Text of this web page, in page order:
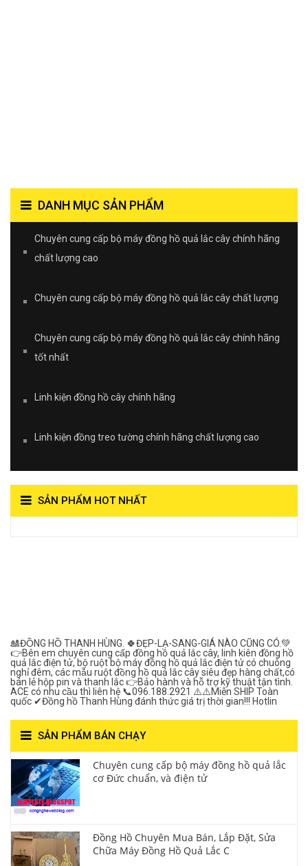
DANH MỤC SẢN PHẨM
Chuyên cung cấp bộ máy đồng hồ quả lắc cây chính hãng
chất lượng cao
Chuyên cung cấp bộ máy đồng hồ quả lắc cây chất lượng
Chuyên cung cấp bộ máy đồng hồ quả lắc cây chính hãng
tốt nhất
Linh kiện đồng hồ cây chính hãng
Linh kiện đồng treo tường chính hãng chất lượng cao
SẢN PHẨM HOT NHẤT
🎎ĐỒNG HỒ THANH HÙNG. 🍀ĐẸP-LẠ-SANG-GIÁ NÀO CŨNG CÓ.💚
👉Bên em chuyên cung cấp đồng hồ quả lắc cây, linh kiên đồng hồ
quả lắc điện tử, bộ ruột bộ máy đồng hồ quả lắc điện tử có chuông
nghỉ đêm, các mẫu ruột đồng hồ quả lắc cây siêu đẹp hàng chất,có
bán lẻ hộp pin và thanh lắc 👉Bảo hành và hỗ trợ kỹ thuật tận tình.
ACE có nhu cầu thì liên hệ 📞096.188.2921 ⚠️⚠️Miễn SHIP Toàn
quốc ✔Đồng hồ Thanh Hùng đánh thức giá trị thời gian!!! Hotlin
SẢN PHẨM BÁN CHẠY
Chuyên cung cấp bộ máy đồng hồ quả lắc
cơ Đức chuẩn, và điện tử
Đồng Hồ Chuyên Mua Bán, Lắp Đặt, Sửa
Chữa Máy Đồng Hồ Quả Lắc C